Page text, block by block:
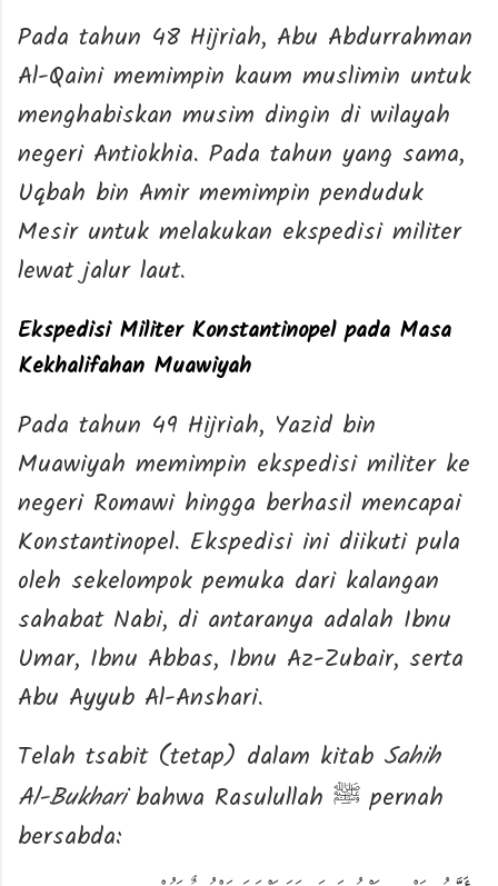
Pada tahun 48 Hijriah, Abu Abdurrahman
Al-Qaini memimpin kaum muslimin untuk
menghabiskan musim dingin di wilayah
negeri Antiokhia. Pada tahun yang sama,
Uqbah bin Amir memimpin penduduk
Mesir untuk melakukan ekspedisi militer
lewat jalur laut.
Ekspedisi Militer Konstantinopel pada Masa
Kekhalifahan Muawiyah
Pada tahun 49 Hijriah, Yazid bin
Muawiyah memimpin ekspedisi militer ke
negeri Romawi hingga berhasil mencapai
Konstantinopel. Ekspedisi ini diikuti pula
oleh sekelompok pemuka dari kalangan
sahabat Nabi, di antaranya adalah Ibnu
Umar, Ibnu Abbas, Ibnu Az-Zubair, serta
Abu Ayyub Al-Anshari.
Telah tsabit (tetap) dalam kitab Sahih
Al-Bukharibahwa Rasulullah ﷺ pernah
bersabda: